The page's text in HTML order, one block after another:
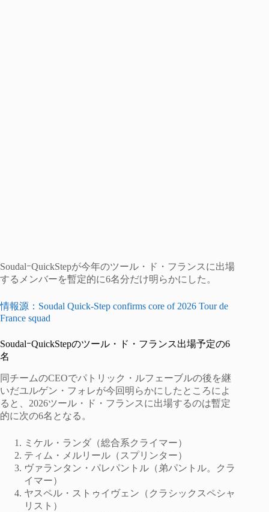
SoudalｰQuickStepが今年のツール・ド・フランスに出場
するメンバーを暫定的に6名分だけ明らかにした。
情報源：Soudal Quick-Step confirms core of 2026 Tour de
France squad
SoudalｰQuickStepのツール・ド・フランス出場予定の6
名
同チームのCEOでパトリック・ルフェーブルの後を継
いだユルゲン・フォレが今回明らかにしたところによ
ると、2026ツール・ド・フランスに出場するのは暫定
的に次の6名となる。
ミケル・ランダ（総合系クライマー）
ティム・メルリール（スプリンター）
ヴァランタン・パレパントル（弟パントル。クラ
イマー）
ヤスペル・ストゥイヴェン（クラシックスペシャ
リスト）